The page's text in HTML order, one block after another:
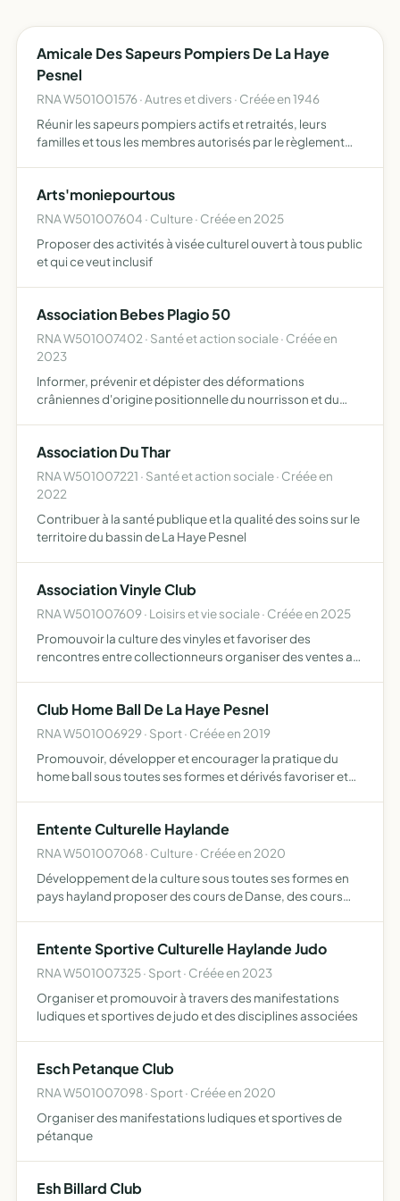
Amicale Des Sapeurs Pompiers De La Haye
Pesnel
RNA W501001576 · Autres et divers · Créée en 1946
Réunir les sapeurs pompiers actifs et retraités, leurs
familles et tous les membres autorisés par le règlement
Arts'moniepourtous
RNA W501007604 · Culture · Créée en 2025
Proposer des activités à visée culturel ouvert à tous public
et qui ce veut inclusif
Association Bebes Plagio 50
RNA W501007402 · Santé et action sociale · Créée en
2023
Informer, prévenir et dépister des déformations
crâniennes d'origine positionnelle du nourrisson et du
Association Du Thar
RNA W501007221 · Santé et action sociale · Créée en
2022
Contribuer à la santé publique et la qualité des soins sur le
territoire du bassin de La Haye Pesnel
Association Vinyle Club
RNA W501007609 · Loisirs et vie sociale · Créée en 2025
Promouvoir la culture des vinyles et favoriser des
rencontres entre collectionneurs organiser des ventes au
Club Home Ball De La Haye Pesnel
RNA W501006929 · Sport · Créée en 2019
Promouvoir, développer et encourager la pratique du
home ball sous toutes ses formes et dérivés favoriser et
Entente Culturelle Haylande
RNA W501007068 · Culture · Créée en 2020
Développement de la culture sous toutes ses formes en
pays hayland proposer des cours de Danse, des cours
Entente Sportive Culturelle Haylande Judo
RNA W501007325 · Sport · Créée en 2023
Organiser et promouvoir à travers des manifestations
ludiques et sportives de judo et des disciplines associées
Esch Petanque Club
RNA W501007098 · Sport · Créée en 2020
Organiser des manifestations ludiques et sportives de
pétanque
Esh Billard Club